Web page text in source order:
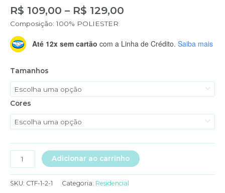
R$ 109,00 – R$ 129,00
R$ 109,00
Composição: 100% POLIESTER
Até 12x sem cartão com a Linha de Crédito. Saiba mais
Tamanhos
Cores
CONJUNTO
EM
HELANCA
BERMUDA
Adicionar ao carrinho
SKU: CTF-1-2-1 Categoria: Residencial